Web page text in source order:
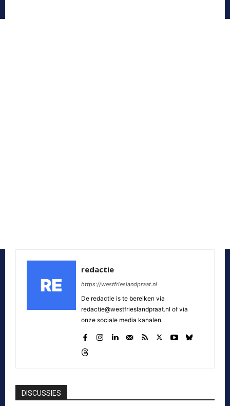
redactie
https://westfrieslandpraat.nl
De redactie is te bereiken via
redactie@westfrieslandpraat.nl of via
onze sociale media kanalen.
DISCUSSIES